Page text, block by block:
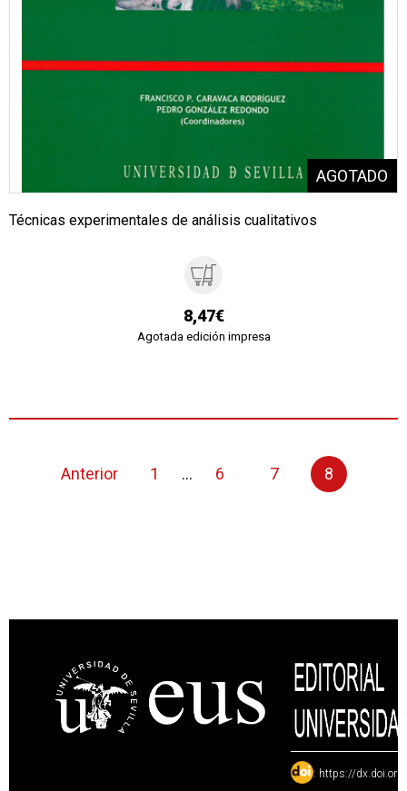
Técnicas experimentales de análisis cualitativos
8,47€
Agotada edición impresa
Anterior 1 ... 6 7 8
: https://